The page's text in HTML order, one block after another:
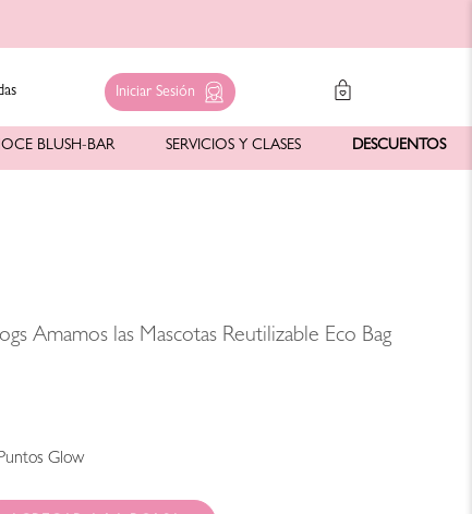
Iniciar Sesión
BLUSH-BAR SERVICIOS Y CLASES DESCUENTOS
Amamos las Mascotas Reutilizable Eco Bag
Glow